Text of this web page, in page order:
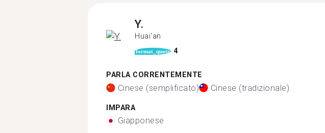
Y.
Huai'an
format_quote 4
PARLA CORRENTEMENTE
Cinese (semplificato) Cinese (tradizionale)
IMPARA
Giapponese